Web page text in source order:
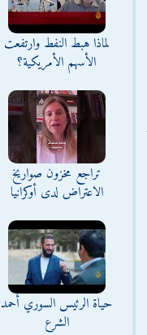
لماذا هبط النفط وارتفعت
الأسهم الأمريكية؟
تراجع مخزون صواريخ
الاعتراض لدى أوكرانيا
حياة الرئيس السوري أحمد
الشرع